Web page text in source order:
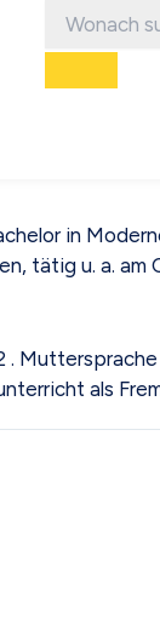
in
tätig u. a. am
Muttersprache
als